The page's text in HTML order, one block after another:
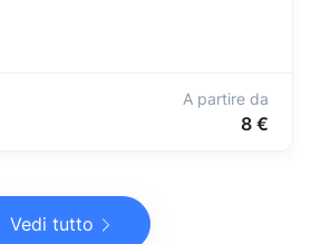
A partire da
8 €
Vedi tutto